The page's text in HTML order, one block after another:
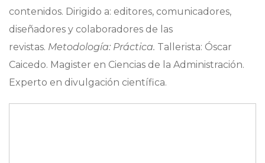
contenidos. Dirigido a: editores, comunicadores,
diseñadores y colaboradores de las
revistas. Metodología: Práctica. Tallerista: Óscar
Caicedo. Magister en Ciencias de la Administración.
Experto en divulgación científica.